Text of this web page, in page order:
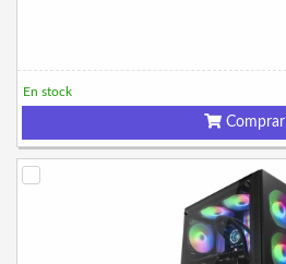
En stock
Comprar